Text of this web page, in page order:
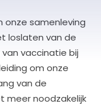
onze samenleving
loslaten van de
vaccinatie bij
om onze
van de
meer noodzakelijk